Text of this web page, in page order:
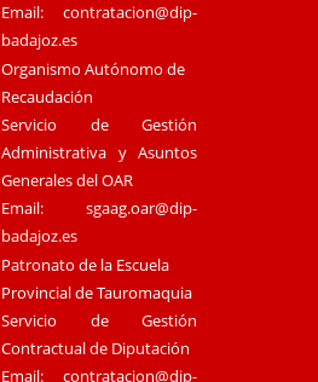
Email:contratacion@dip-
badajoz.es
Organismo Autónomo de
Recaudación
Servicio de Gestión
Administrativa y Asuntos
Generales del OAR
Email:sgaag.oar@dip-
badajoz.es
Patronato de la Escuela
Provincial de Tauromaquia
Servicio de Gestión
Contractual de Diputación
Email:contratacion@dip-